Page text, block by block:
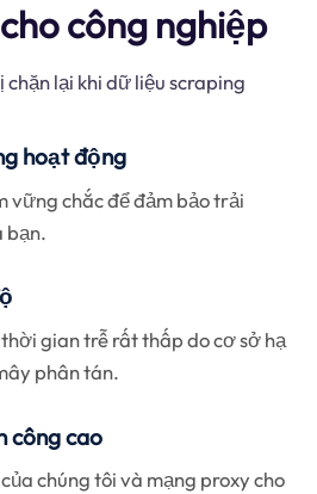
công nghiệp
lại khi dữ liệu scraping
hoạt động
vững chắc để đảm bảo trải
bạn.
gian trễ rất thấp do cơ sở hạ
phân tán.
công cao
chúng tôi và mạng proxy cho